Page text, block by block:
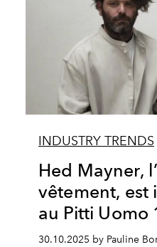
INDUSTRY TRENDS
Hed Mayner,
vêtement, est
au Pitti Uomo
30.10.2025 by Pauline